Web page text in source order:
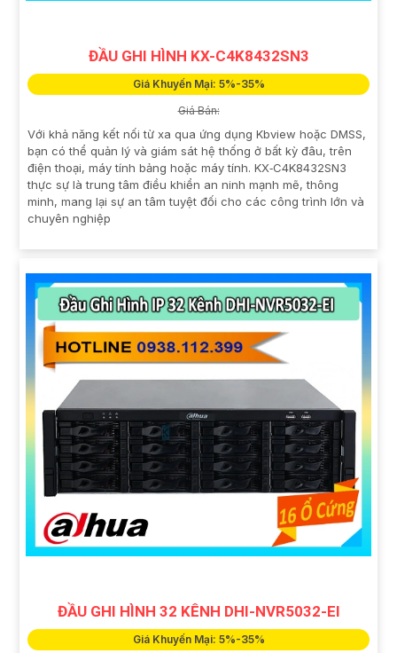
ĐẦU GHI HÌNH KX-C4K8432SN3
Giá Khuyến Mại: 5%-35%
Giá Bán:
Với khả năng kết nối từ xa qua ứng dụng Kbview hoặc DMSS,
bạn có thể quản lý và giám sát hệ thống ở bất kỳ đâu, trên
điện thoại, máy tính bảng hoặc máy tính. KX‑C4K8432SN3
thực sự là trung tâm điều khiển an ninh mạnh mẽ, thông
minh, mang lại sự an tâm tuyệt đối cho các công trình lớn và
chuyên nghiệp
ĐẦU GHI HÌNH 32 KÊNH DHI-NVR5032-EI
Giá Khuyến Mại: 5%-35%